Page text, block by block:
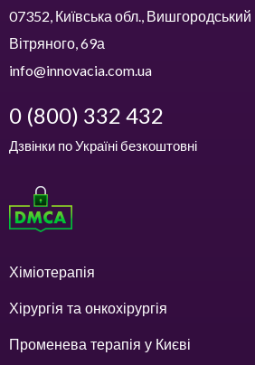
07352, Київська обл., Вишгородський
Вітряного, 69а
info@innovacia.com.ua
0 (800) 332 432
Дзвінки по Україні безкоштовні
Хіміотерапія
Хірургія та онкохірургія
Променева терапія у Києві